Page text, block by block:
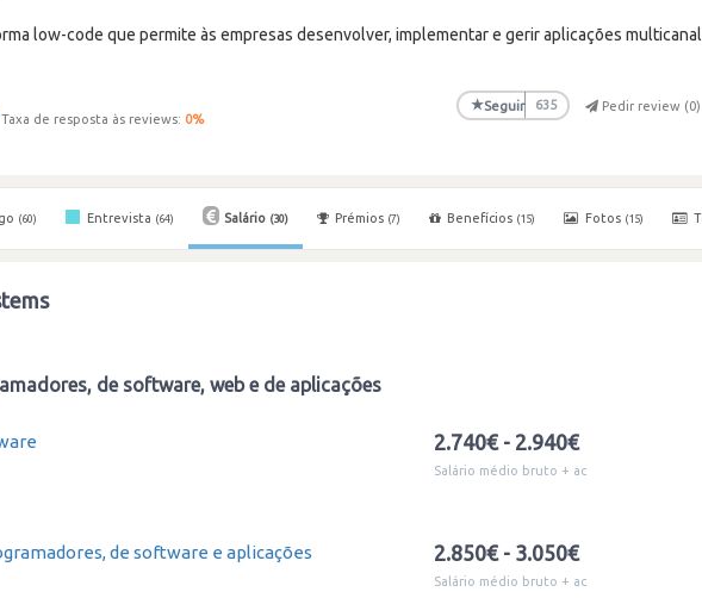
low-code que permite às empresas desenvolver, implementar e gerir aplicações multicanal
Taxa de resposta às reviews: 0%
★Seguir 635 Pedir review (0)
(60) Entrevista (64) Salário (30) Prémios (7) Benefícios (15) Fotos (15)
de software, web e de aplicações
2.740€ - 2.940€
Salário médio bruto + ac
de software e aplicações 2.850€ - 3.050€
Salário médio bruto + ac